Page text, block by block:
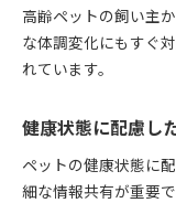
高齢ペットの飼い主
な体調変化にもすぐ
れています。
健康状態に配慮し
ペットの健康状態に
細な情報共有が重要